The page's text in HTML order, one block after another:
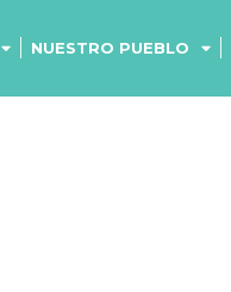
NUESTRO PUEBLO